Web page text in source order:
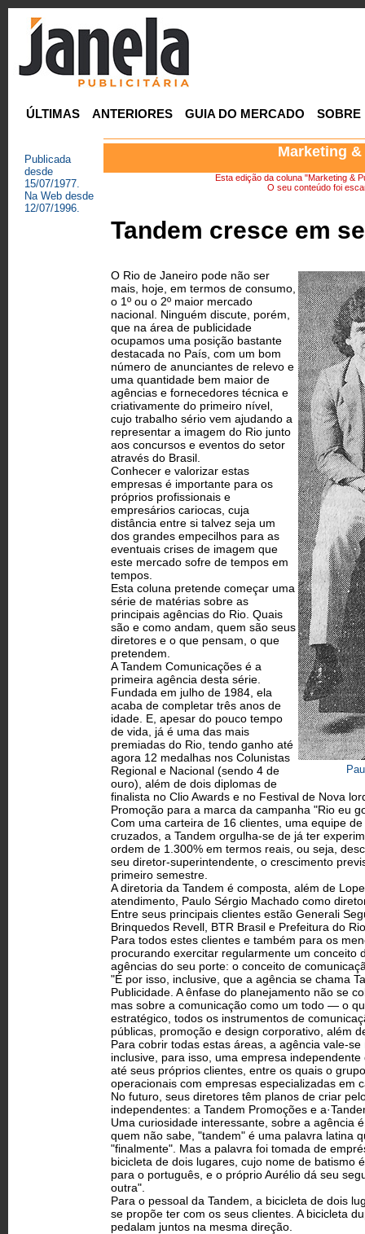
ÚLTIMAS ANTERIORES GUIA DO MERCADO SOBRE
Publicada
desde
15/07/1977.
Na Web desde
12/07/1996.
Marketing &
Esta edição da coluna "Marketing &
O seu conteúdo foi
Tandem cresce em
O Rio de Janeiro pode não ser
mais, hoje, em termos de consumo,
o 1º ou o 2º maior mercado
nacional. Ninguém discute, porém,
que na área de publicidade
ocupamos uma posição bastante
destacada no País, com um bom
número de anunciantes de relevo e
uma quantidade bem maior de
agências e fornecedores técnica e
criativamente do primeiro nível,
cujo trabalho sério vem ajudando a
representar a imagem do Rio junto
aos concursos e eventos do setor
através do Brasil.
Conhecer e valorizar estas
empresas é importante para os
próprios profissionais e
empresários cariocas, cuja
distância entre si talvez seja um
dos grandes empecilhos para as
eventuais crises de imagem que
este mercado sofre de tempos em
tempos.
Esta coluna pretende começar uma
série de matérias sobre as
principais agências do Rio. Quais
são e como andam, quem são seus
diretores e o que pensam, o que
pretendem.
A Tandem Comunicações é a
primeira agência desta série.
Fundada em julho de 1984, ela
acaba de completar três anos de
idade. E, apesar do pouco tempo
de vida, já é uma das mais
premiadas do Rio, tendo ganho até
agora 12 medalhas nos Colunistas
Regional e Nacional (sendo 4 de
ouro), além de dois diplomas de
finalista no Clio Awards e no Festival de Nova
Promoção para a marca da campanha "Rio eu
Com uma carteira de 16 clientes, uma equipe
cruzados, a Tandem orgulha-se de já ter
ordem de 1.300% em termos reais, ou seja,
seu diretor-superintendente, o crescimento
primeiro semestre.
A diretoria da Tandem é composta, além de
atendimento, Paulo Sérgio Machado como
Entre seus principais clientes estão Generali
Brinquedos Revell, BTR Brasil e Prefeitura do
Para todos estes clientes e também para os
procurando exercitar regularmente um conceito
agências do seu porte: o conceito de
"É por isso, inclusive, que a agência se chama
Publicidade. A ênfase do planejamento não se
mas sobre a comunicação como um todo — o
estratégico, todos os instrumentos de
públicas, promoção e design corporativo, além
Para cobrir todas estas áreas, a agência vale-
inclusive, para isso, uma empresa
até seus próprios clientes, entre os quais o
operacionais com empresas especializadas em
No futuro, seus diretores têm planos de criar
independentes: a Tandem Promoções e
Uma curiosidade interessante, sobre a agência
quem não sabe, "tandem" é uma palavra latina
"finalmente". Mas a palavra foi tomada de
bicicleta de dois lugares, cujo nome de batismo
para o português, e o próprio Aurélio dá seu
outra".
Para o pessoal da Tandem, a bicicleta de dois
se propõe ter com os seus clientes. A bicicleta
pedalam juntos na mesma direção.